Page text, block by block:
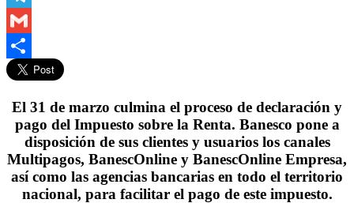
Telegram
Gmail
Compartir
El 31 de marzo culmina el proceso de declaración y
pago del Impuesto sobre la Renta. Banesco pone a
disposición de sus clientes y usuarios los canales
Multipagos, BanescOnline y BanescOnline Empresa,
así como las agencias bancarias en todo el territorio
nacional, para facilitar el pago de este impuesto.